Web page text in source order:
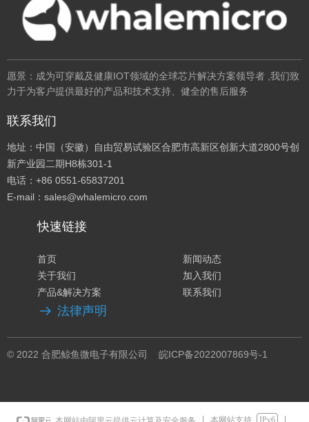
愿景：成为可穿戴及健康IOT领域的全球芯片解决方案领导者 , 我们致
力于为客户提供最好的产品和技术支持、健全的售后服务
联系我们
地址：中国（安徽）自由贸易试验区合肥市高新区创新大道2800号创
新产业园二期H8栋301-1
电话：+86 0551-65837201
E-mail：sales@whalemicro.com
© 2022 合肥鲸鱼微电子有限公司 皖ICP备2022007869号-1
快速链接
新闻动态
加入我们
联系我们
首页
关于我们
产品&解决方案
뀠 法律声明
本网站支持 IPv6